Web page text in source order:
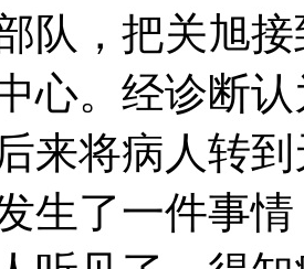
队，把关旭
心。经诊断
来将病人转到
生了一件事